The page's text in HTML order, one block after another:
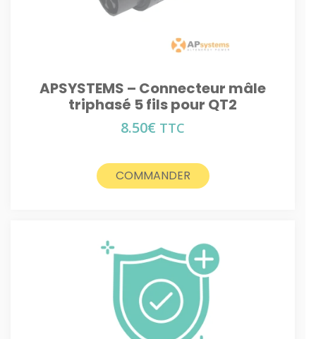
APSYSTEMS – Connecteur mâle
triphasé 5 fils pour QT2
8.50€ TTC
COMMANDER